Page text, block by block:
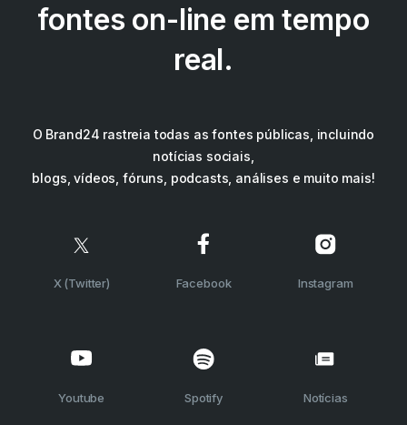
fontes on-line em tempo
real.
O Brand24 rastreia todas as fontes públicas, incluindo
notícias sociais,
blogs, vídeos, fóruns, podcasts, análises e muito mais!
X (Twitter) Facebook Instagram
Youtube Spotify Notícias